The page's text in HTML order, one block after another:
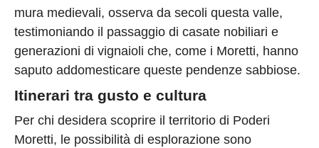
mura medievali, osserva da secoli questa valle,
testimoniando il passaggio di casate nobiliari e
generazioni di vignaioli che, come i Moretti, hanno
saputo addomesticare queste pendenze sabbiose.
Itinerari tra gusto e cultura
Per chi desidera scoprire il territorio di Poderi
Moretti, le possibilità di esplorazione sono